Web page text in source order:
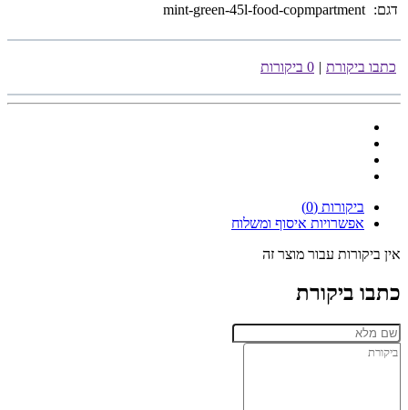
דגם: mint-green-45l-food-copmpartment
כתבו ביקורת | 0 ביקורות
ביקורות (0)
אפשרויות איסוף ומשלוח
אין ביקורות עבור מוצר זה
כתבו ביקורת